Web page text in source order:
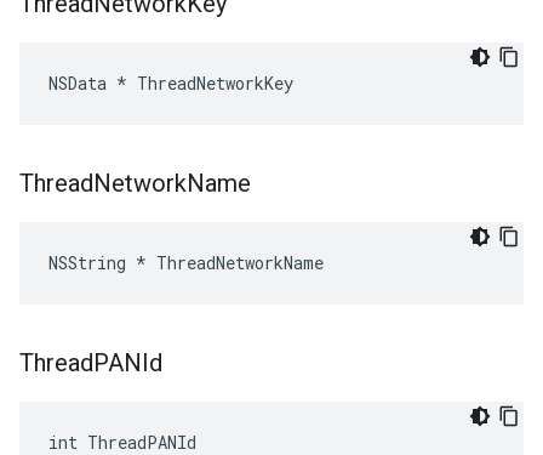
NSData * ThreadNetworkKey
ThreadNetworkName
NSString * ThreadNetworkName
ThreadPANId
int ThreadPANId